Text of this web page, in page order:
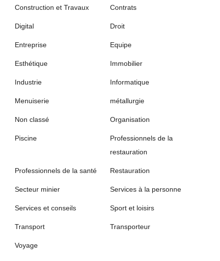
Construction et Travaux Contrats
Digital Droit
Entreprise Equipe
Esthétique Immobilier
Industrie Informatique
Menuiserie métallurgie
Non classé Organisation
Piscine
Professionnels de la
restauration
Professionnels de la santé Restauration
Secteur minier Services à la personne
Services et conseils Sport et loisirs
Transport Transporteur
Voyage